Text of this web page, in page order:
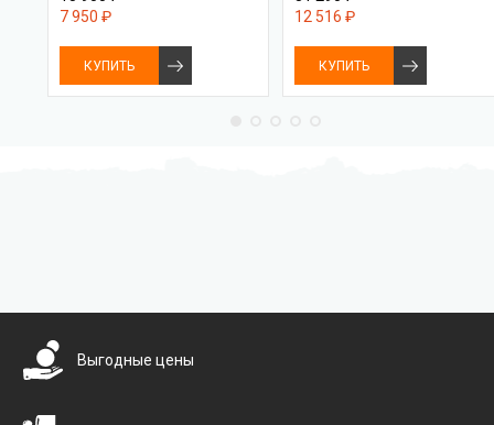
7 950 ₽
КУПИТЬ
12 516 ₽
КУПИТЬ
Выгодные цены